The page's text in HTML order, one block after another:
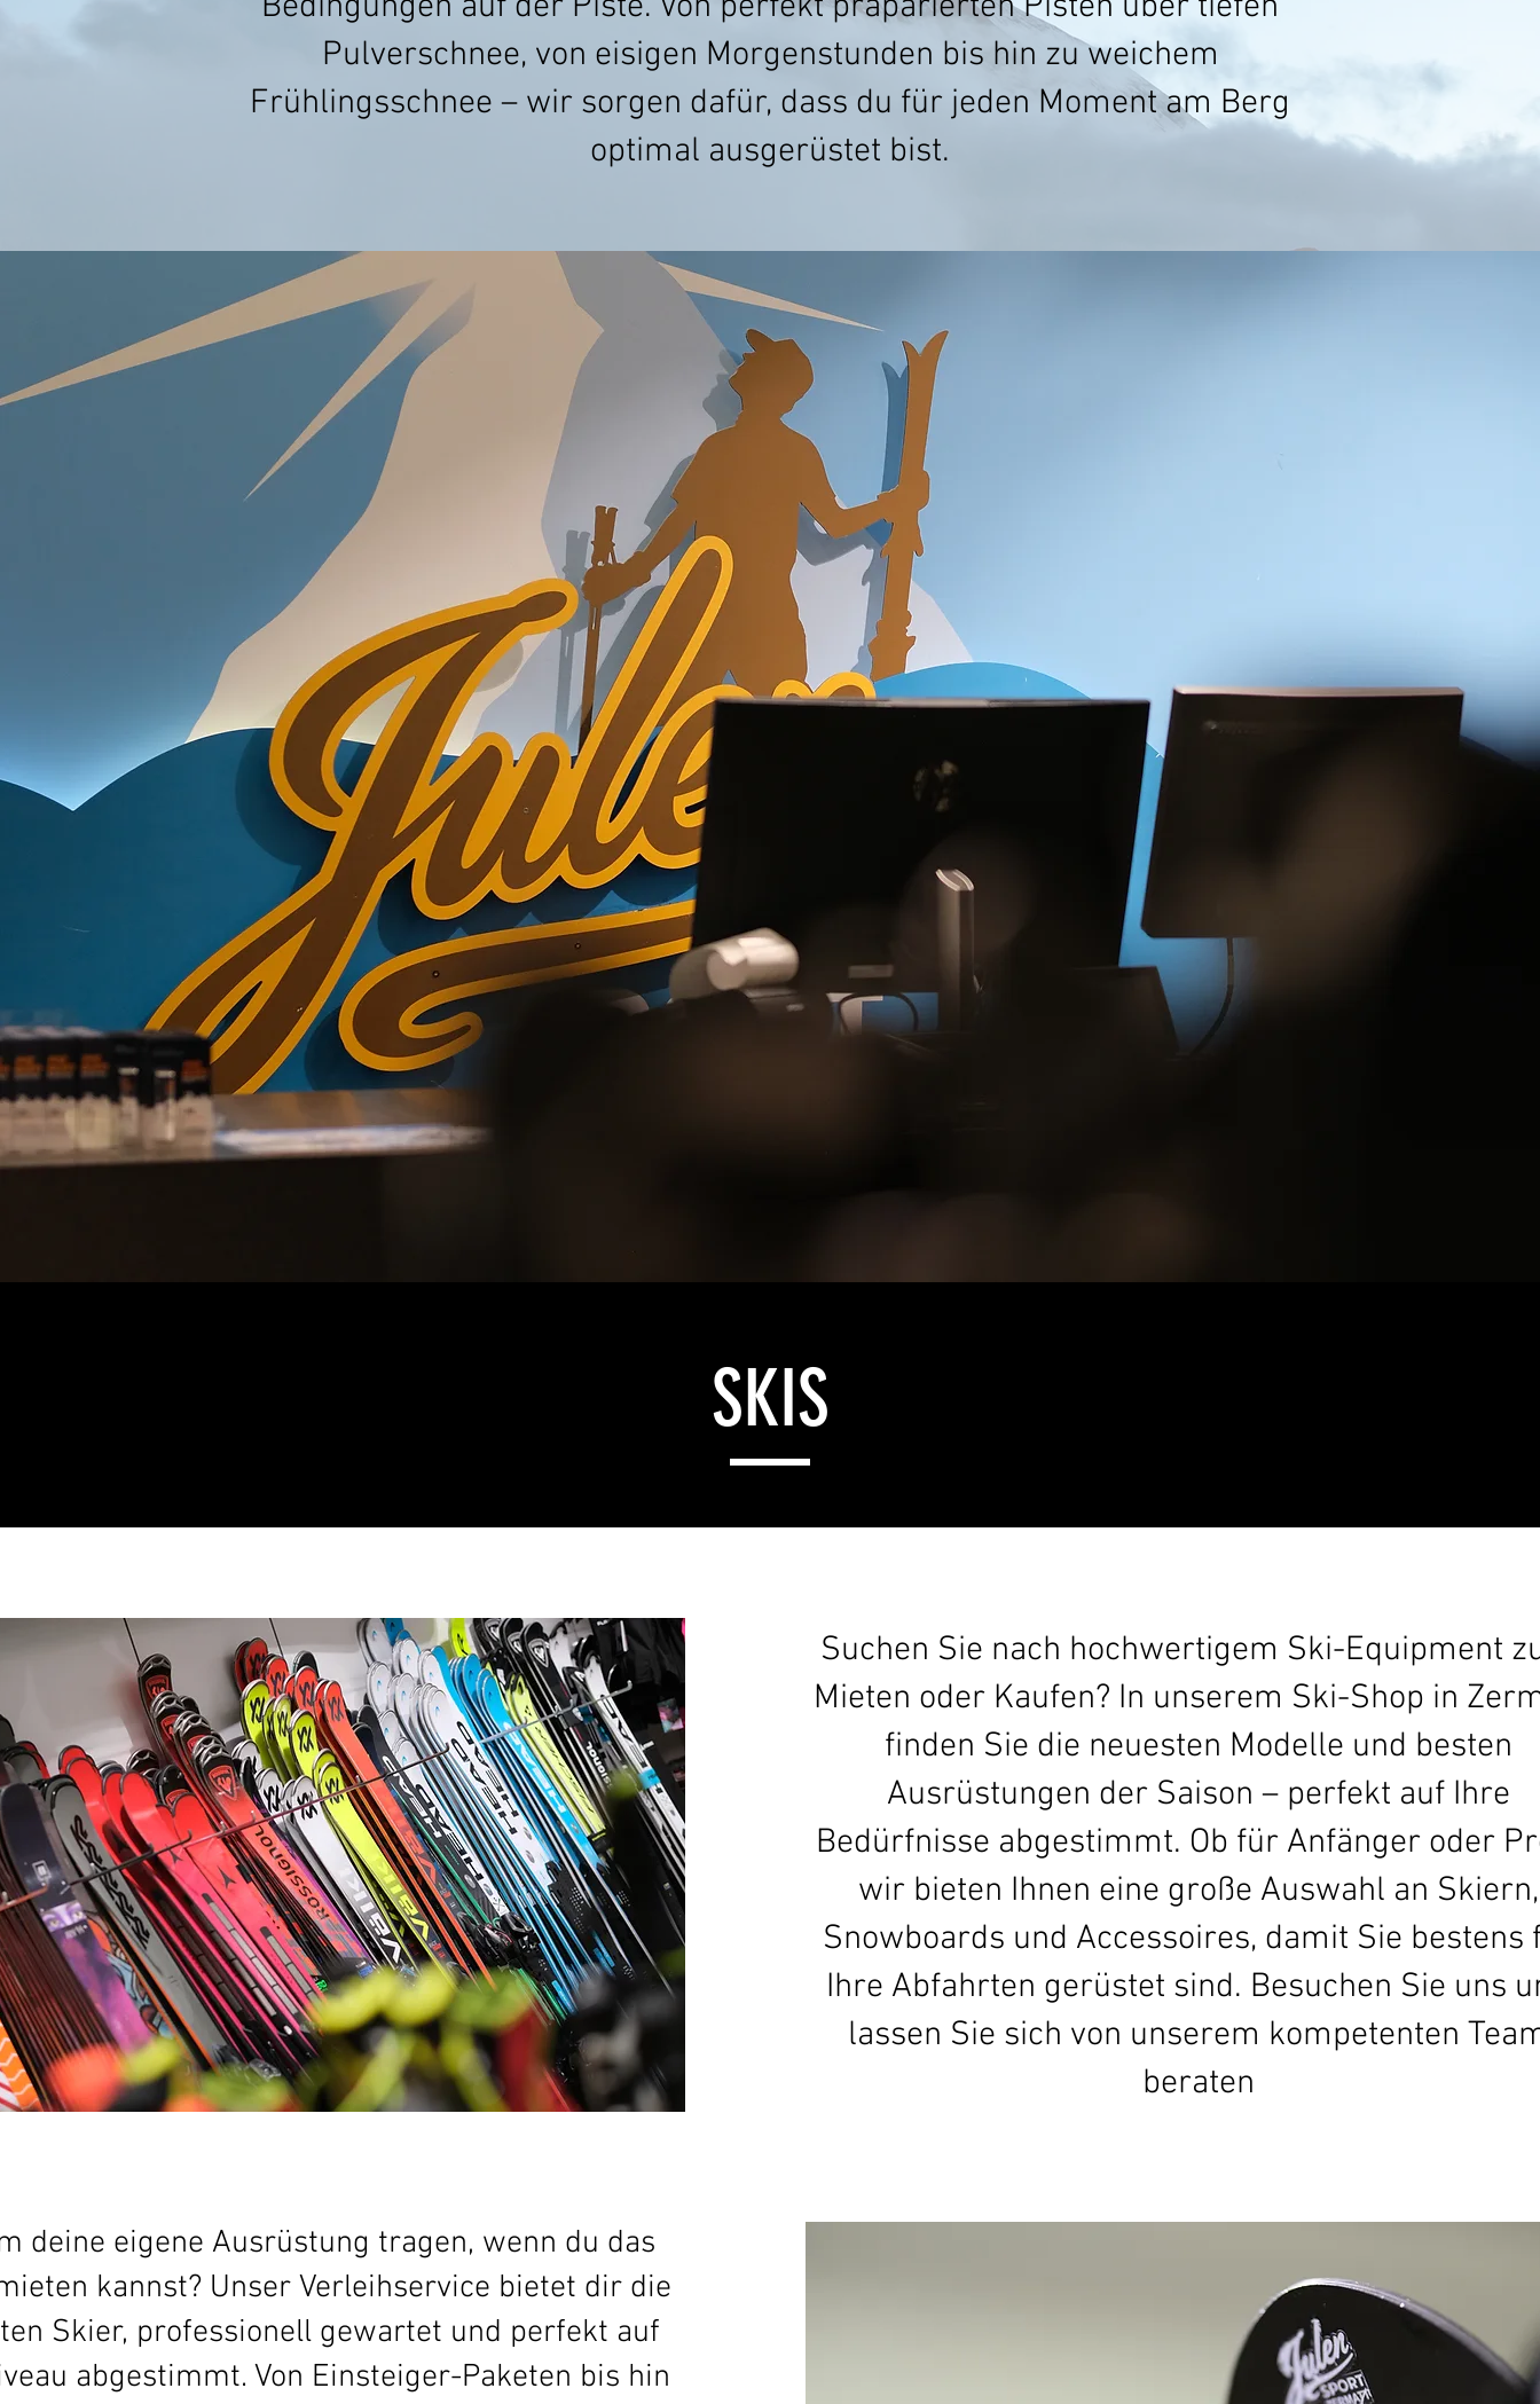
Pulverschnee, von eisigen Morgenstunden bis hin zu weichem
Frühlingsschnee – wir sorgen dafür, dass du für jeden Moment am Berg
optimal ausgerüstet bist.
SKIS
deine eigene Ausrüstung tragen, wenn du das
kannst? Unser Verleihservice bietet dir die
Skier, professionell gewartet und perfekt auf
abgestimmt. Von Einsteiger-Paketen bis hin
Suchen Sie nach hochwertigem Ski-Equipment
Mieten oder Kaufen? In unserem Ski-Shop in
finden Sie die neuesten Modelle und besten
Ausrüstungen der Saison – perfekt auf Ihre
Bedürfnisse abgestimmt. Ob für Anfänger oder
wir bieten Ihnen eine große Auswahl an Skiern,
Snowboards und Accessoires, damit Sie bestens
Ihre Abfahrten gerüstet sind. Besuchen Sie uns
lassen Sie sich von unserem kompetenten
beraten